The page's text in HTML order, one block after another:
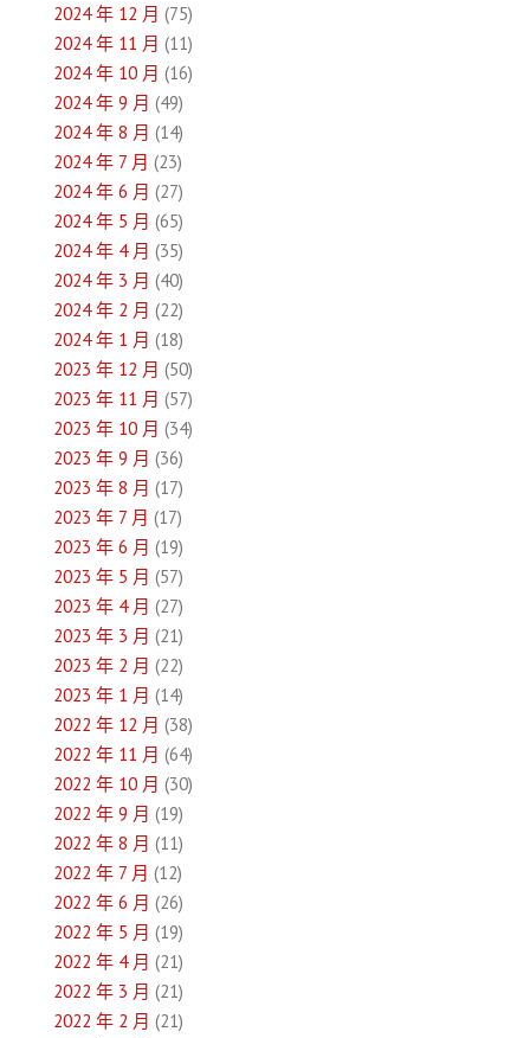
2024 年 12 月 (75)
2024 年 11 月 (11)
2024 年 10 月 (16)
2024 年 9 月 (49)
2024 年 8 月 (14)
2024 年 7 月 (23)
2024 年 6 月 (27)
2024 年 5 月 (65)
2024 年 4 月 (35)
2024 年 3 月 (40)
2024 年 2 月 (22)
2024 年 1 月 (18)
2023 年 12 月 (50)
2023 年 11 月 (57)
2023 年 10 月 (34)
2023 年 9 月 (36)
2023 年 8 月 (17)
2023 年 7 月 (17)
2023 年 6 月 (19)
2023 年 5 月 (57)
2023 年 4 月 (27)
2023 年 3 月 (21)
2023 年 2 月 (22)
2023 年 1 月 (14)
2022 年 12 月 (38)
2022 年 11 月 (64)
2022 年 10 月 (30)
2022 年 9 月 (19)
2022 年 8 月 (11)
2022 年 7 月 (12)
2022 年 6 月 (26)
2022 年 5 月 (19)
2022 年 4 月 (21)
2022 年 3 月 (21)
2022 年 2 月 (21)